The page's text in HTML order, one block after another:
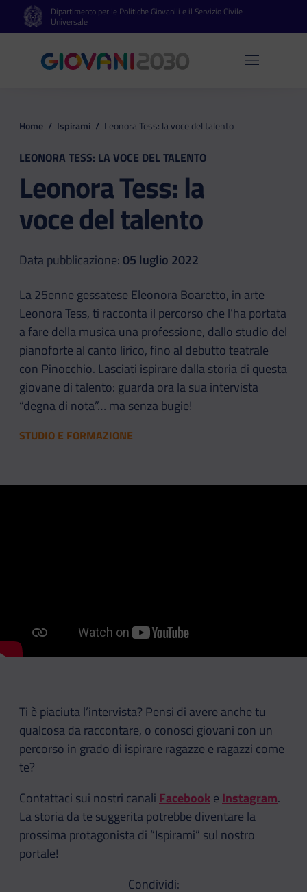
Vai al contenuto principale
Vai al footerDipartimento per le Politiche Giovanili e il Servizio Civile
Universale
Apri
Home / Ispirami / Leonora Tess: la voce del talento
LEONORA TESS: LA VOCE DEL TALENTO
Leonora Tess: la
voce del talento
Data pubblicazione:05 luglio 2022
La 25enne gessatese Eleonora Boaretto, in arte
Leonora Tess, ti racconta il percorso che l’ha portata
a fare della musica una professione, dallo studio del
pianoforte al canto lirico, fino al debutto teatrale
con Pinocchio. Lasciati ispirare dalla storia di questa
giovane di talento: guarda ora la sua intervista
“degna di nota”… ma senza bugie!
STUDIO E FORMAZIONE
Ti è piaciuta l’intervista? Pensi di avere anche tu
qualcosa da raccontare, o conosci giovani con un
percorso in grado di ispirare ragazze e ragazzi come
te?
Contattaci sui nostri canali Facebooke Instagram.
La storia da te suggerita potrebbe diventare la
prossima protagonista di “Ispirami” sul nostro
portale!
Condividi: